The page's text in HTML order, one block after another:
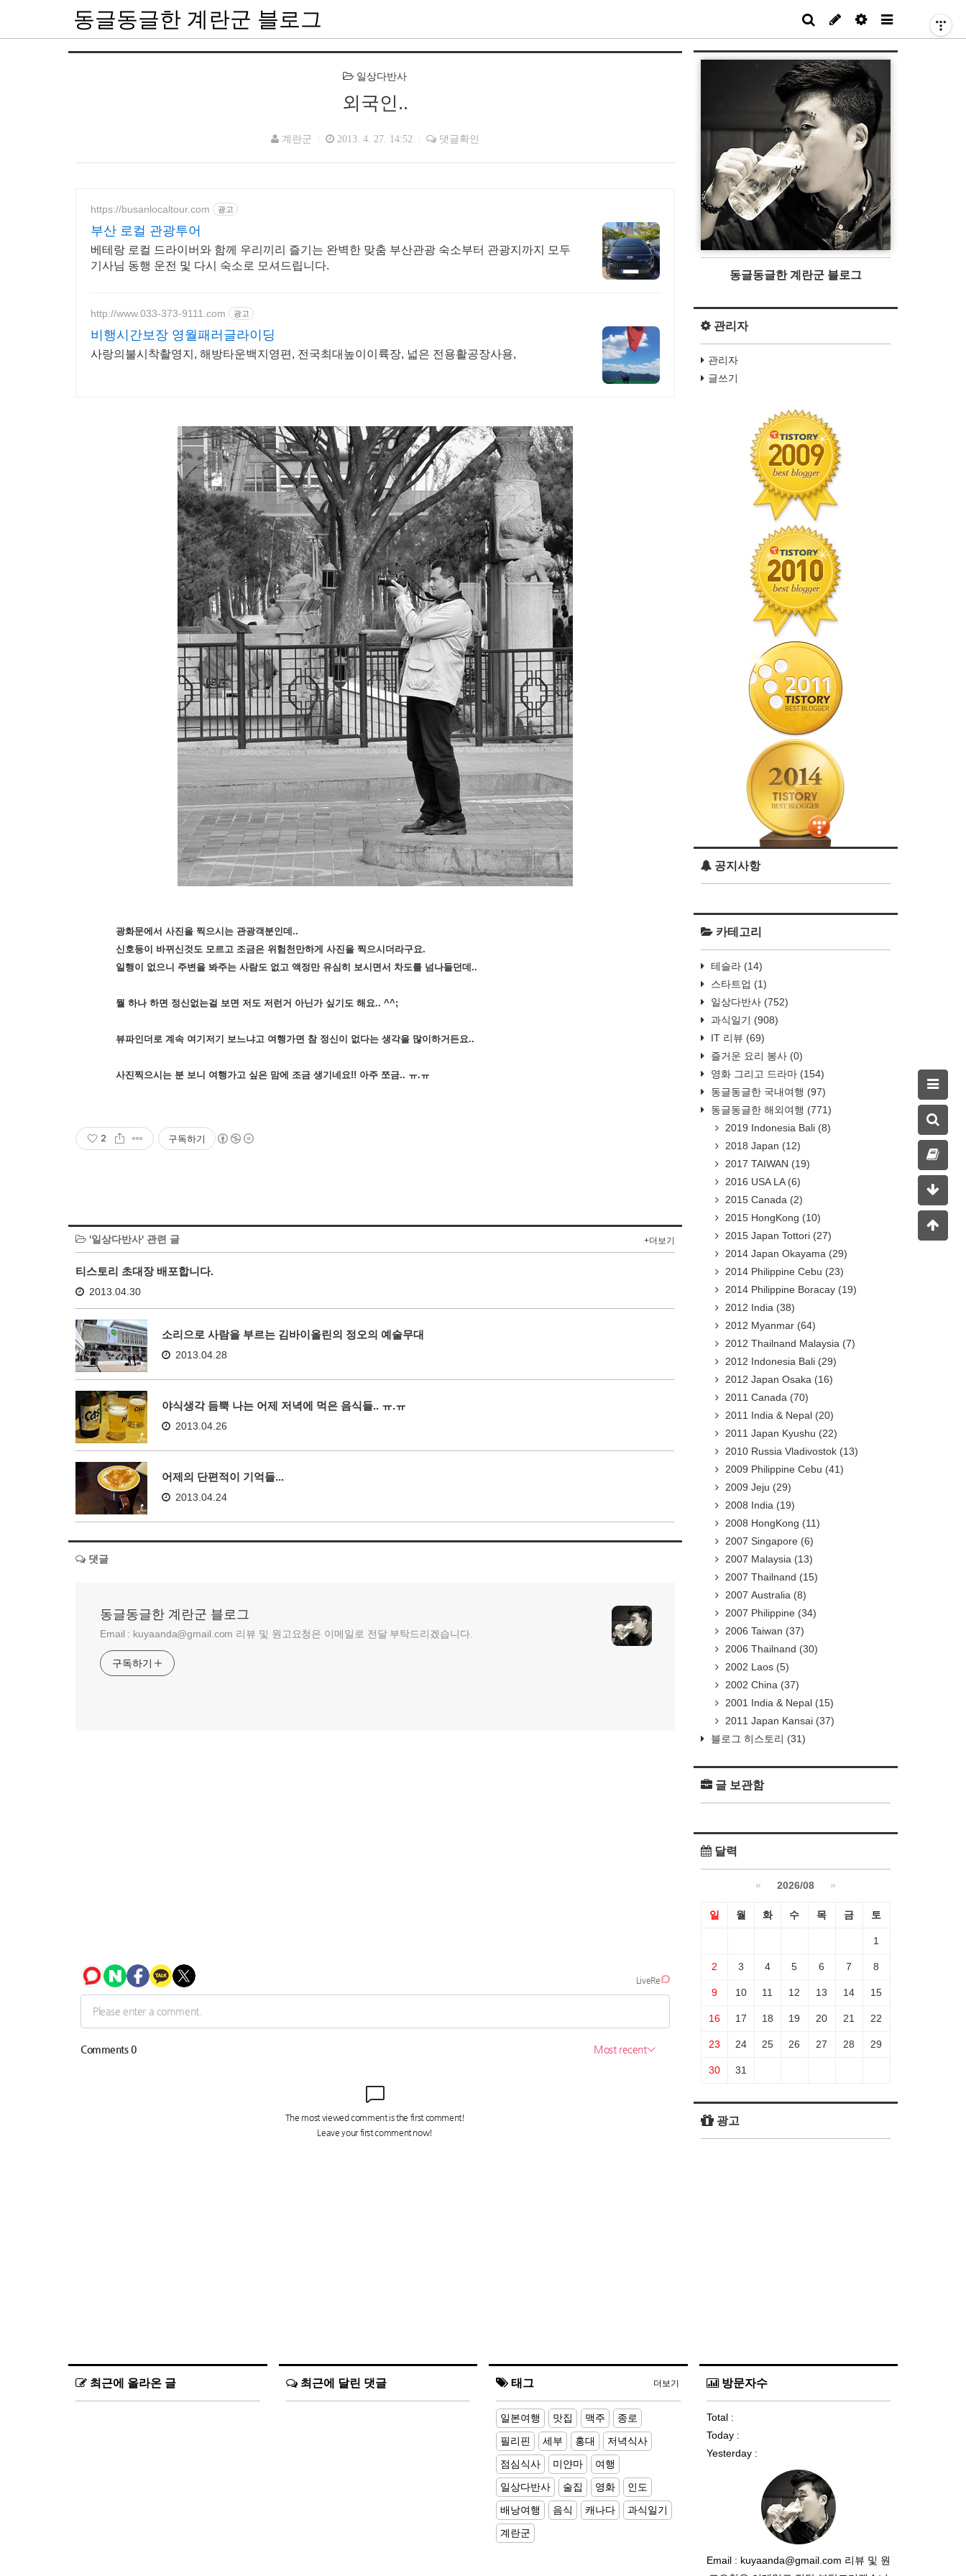
동글동글한 계란군 블로그
일상다반사
외국인..
계란군 2013. 4. 27. 14:52 댓글확인
https://busanlocaltour.com 광고
부산 로컬 관광투어
베테랑 로컬 드라이버와 함께 우리끼리 즐기는 완벽한 맞춤 부산관광 숙소부터 관광지까지 모두
기사님 동행 운전 및 다시 숙소로 모셔드립니다.
http://www.033-373-9111.com 광고
비행시간보장 영월패러글라이딩
사랑의불시착촬영지, 해방타운백지영편, 전국최대높이이륙장, 넓은 전용활공장사용,
광화문에서 사진을 찍으시는 관광객분인데..
신호등이 바뀌신것도 모르고 조금은 위험천만하게 사진을 찍으시더라구요.
일행이 없으니 주변을 봐주는 사람도 없고 액정만 유심히 보시면서 차도를 넘나들던데..
뭘 하나 하면 정신없는걸 보면 저도 저런거 아닌가 싶기도 해요.. ^^;
뷰파인더로 계속 여기저기 보느냐고 여행가면 참 정신이 없다는 생각을 많이하거든요..
사진찍으시는 분 보니 여행가고 싶은 맘에 조금 생기네요!! 아주 쪼금.. ㅠ.ㅠ
2 구독하기
'일상다반사' 관련 글 +더보기
티스토리 초대장 배포합니다.
2013.04.30
소리으로 사람을 부르는 김바이올린의 정오의 예술무대
2013.04.28
야식생각 듬뿍 나는 어제 저녁에 먹은 음식들.. ㅠ.ㅠ
2013.04.26
어제의 단편적이 기억들...
2013.04.24
댓글
동글동글한 계란군 블로그
Email : kuyaanda@gmail.com 리뷰 및 원고요청은 이메일로 전달 부탁드리겠습니다.
구독하기
동글동글한 계란군 블로그
관리자
관리자
글쓰기
공지사항
카테고리
테슬라 (14)
스타트업 (1)
일상다반사 (752)
과식일기 (908)
IT 리뷰 (69)
즐거운 요리 봉사 (0)
영화 그리고 드라마 (154)
동글동글한 국내여행 (97)
동글동글한 해외여행 (771)
2019 Indonesia Bali (8)
2018 Japan (12)
2017 TAIWAN (19)
2016 USA LA (6)
2015 Canada (2)
2015 HongKong (10)
2015 Japan Tottori (27)
2014 Japan Okayama (29)
2014 Philippine Cebu (23)
2014 Philippine Boracay (19)
2012 India (38)
2012 Myanmar (64)
2012 Thailnand Malaysia (7)
2012 Indonesia Bali (29)
2012 Japan Osaka (16)
2011 Canada (70)
2011 India & Nepal (20)
2011 Japan Kyushu (22)
2010 Russia Vladivostok (13)
2009 Philippine Cebu (41)
2009 Jeju (29)
2008 India (19)
2008 HongKong (11)
2007 Singapore (6)
2007 Malaysia (13)
2007 Thailnand (15)
2007 Australia (8)
2007 Philippine (34)
2006 Taiwan (37)
2006 Thailnand (30)
2002 Laos (5)
2002 China (37)
2001 India & Nepal (15)
2011 Japan Kansai (37)
블로그 히스토리 (31)
글 보관함
달력
« 2026/08 »
일 월 화 수 목 금 토
1
2 3 4 5 6 7 8
9 10 11 12 13 14 15
16 17 18 19 20 21 22
23 24 25 26 27 28 29
30 31
광고
최근에 올라온 글 최근에 달린 댓글 태그
일본여행 맛집 맥주
종로
필리핀
세부 홍대
저녁식사
점심식사
미얀마
여행
일상다반사
술집 영화
인도
배낭여행
음식 캐나다
과식일기
계란군
더보기 방문자수
Total :
Today :
Yesterday :
Email : kuyaanda@gmail.com 리뷰 및 원